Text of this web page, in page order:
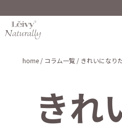
home / コラム一覧 / きれいになり
きれ